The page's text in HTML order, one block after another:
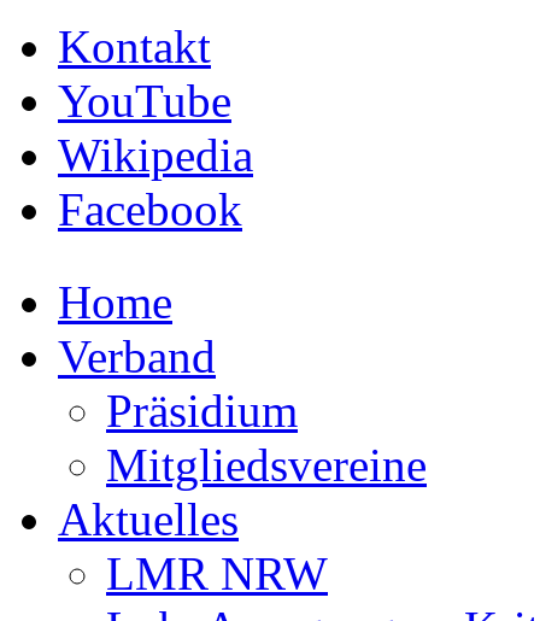
Kontakt
YouTube
Wikipedia
Facebook
Home
Verband
Präsidium
Mitgliedsvereine
Aktuelles
LMR NRW